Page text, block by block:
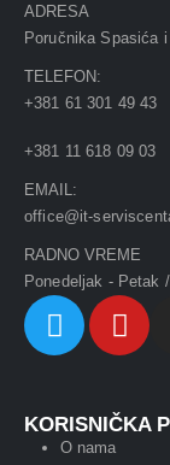
ADRESA
Poručnika Spasića
TELEFON:
+381 61 301 49 43
+381 11 618 09 03
EMAIL:
office@it-
RADNO VREME
Ponedeljak - Petak
KORISNIČKA
O nama